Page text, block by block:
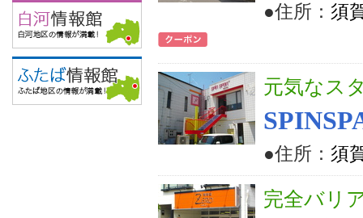
●住所： 須
元気なス
●住所： 須
完全バリ